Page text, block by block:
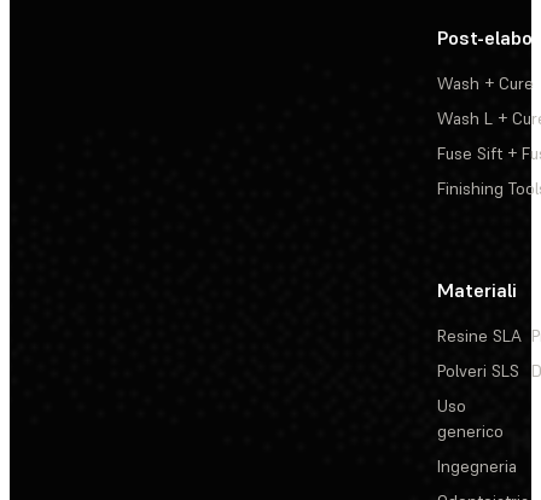
Post-
Wash + Cure
Wash L +
Fuse Sift +
Finishing
Materiali
Resine SLA
Polveri SLS
Uso
generico
Ingegneria